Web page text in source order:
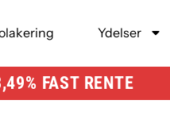
Ydelser
FAST RENTE